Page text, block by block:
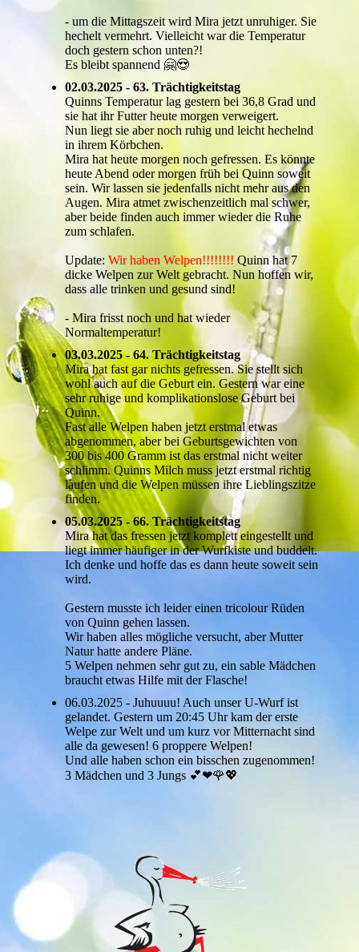
- um die Mittagszeit wird Mira jetzt unruhiger. Sie
hechelt vermehrt. Vielleicht war die Temperatur
doch gestern schon unten?!
Es bleibt spannend 🤗😍
02.03.2025 - 63. Trächtigkeitstag
Quinns Temperatur lag gestern bei 36,8 Grad und
sie hat ihr Futter heute morgen verweigert.
Nun liegt sie aber noch ruhig und leicht hechelnd
in ihrem Körbchen.
Mira hat heute morgen noch gefressen. Es könnte
heute Abend oder morgen früh bei Quinn soweit
sein. Wir lassen sie jedenfalls nicht mehr aus den
Augen. Mira atmet zwischenzeitlich mal schwer,
aber beide finden auch immer wieder die Ruhe
zum schlafen.
Update: Wir haben Welpen!!!!!!!! Quinn hat 7
dicke Welpen zur Welt gebracht. Nun hoffen wir,
dass alle trinken und gesund sind!
- Mira frisst noch und hat wieder
Normaltemperatur!
03.03.2025 - 64. Trächtigkeitstag
Mira hat fast gar nichts gefressen. Sie stellt sich
wohl auch auf die Geburt ein. Gestern war eine
sehr ruhige und komplikationslose Geburt bei
Quinn.
Fast alle Welpen haben jetzt erstmal etwas
abgenommen, aber bei Geburtsgewichten von
300 bis 400 Gramm ist das erstmal nicht weiter
schlimm. Quinns Milch muss jetzt erstmal richtig
laufen und die Welpen müssen ihre Lieblingszitze
finden.
05.03.2025 - 66. Trächtigkeitstag
Mira hat das fressen jetzt komplett eingestellt und
liegt immer häufiger in der Wurfkiste und buddelt.
Ich denke und hoffe das es dann heute soweit sein
wird.
Gestern musste ich leider einen tricolour Rüden
von Quinn gehen lassen.
Wir haben alles mögliche versucht, aber Mutter
Natur hatte andere Pläne.
5 Welpen nehmen sehr gut zu, ein sable Mädchen
braucht etwas Hilfe mit der Flasche!
06.03.2025 - Juhuuuu! Auch unser U-Wurf ist
gelandet. Gestern um 20:45 Uhr kam der erste
Welpe zur Welt und um kurz vor Mitternacht sind
alle da gewesen! 6 proppere Welpen!
Und alle haben schon ein bisschen zugenommen!
3 Mädchen und 3 Jungs 💕❤🌹💖